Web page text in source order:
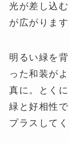
光が差し込
が広がります
明るい緑を
った和装が
真に。とく
緑と好相性
プラスしてく